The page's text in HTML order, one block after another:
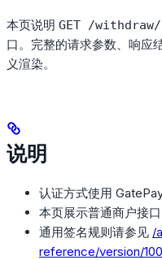
本页说明 GET /
口。完整的请求参数、响应
义渲染。
说明
认证方式使用
本页展示普通商户接口
通用签名规则请参见 /
reference/version/